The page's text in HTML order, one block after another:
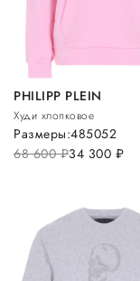
PHILIPP PLEIN
Худи хлопковое
68 600руб.34 300 руб.
Размеры:485052